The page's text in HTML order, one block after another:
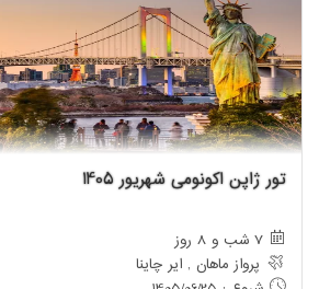
تور ژاپن اکونومی شهریور 1405
7 شب و 8 روز
پرواز ماهان , ایر چاینا